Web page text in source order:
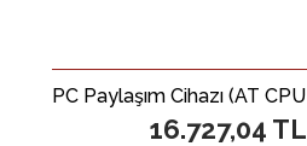
16.727,04 TL